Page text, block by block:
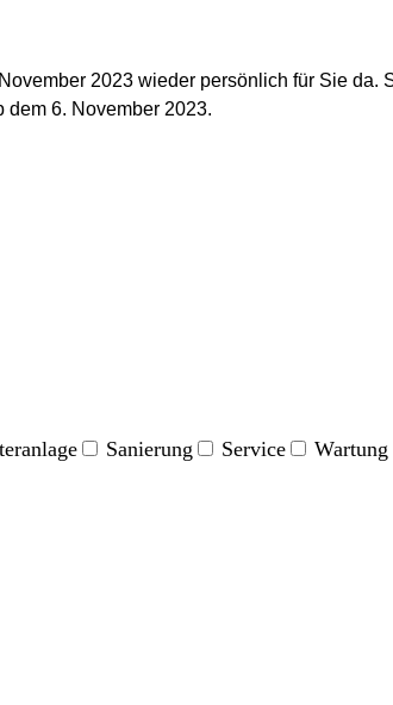
2023 wieder persönlich für Sie da.
dem 6. November 2023.
Sanierung Service
Wartung